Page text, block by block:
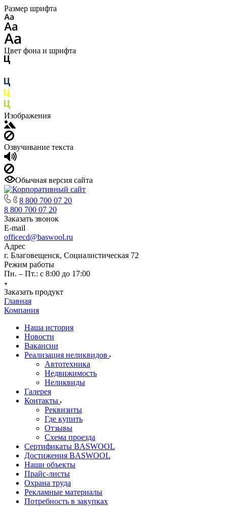
Размер шрифта
Цвет фона и шрифта
Изображения
Озвучивание текста
Обычная версия сайта
8 800 700 07 20
8 800 700 07 20
Заказать звонок
E-mail
officecd@baswool.ru
Адрес
г. Благовещенск, Социалистическая 72
Режим работы
Пн. – Пт.: с 8:00 до 17:00
Заказать продукт
Главная
Компания
Наша история
Новости
Вакансии
Реализация неликвидов
Автотехника
Недвижимость
Неликвиды
Галерея
Контакты
Реквизиты
Где купить
Отзывы
Схема проезда
Сертификаты BASWOOL
Достижения BASWOOL
Наши объекты
Прайс-листы
Охрана труда
Рекламные материалы
Потребность в закупках